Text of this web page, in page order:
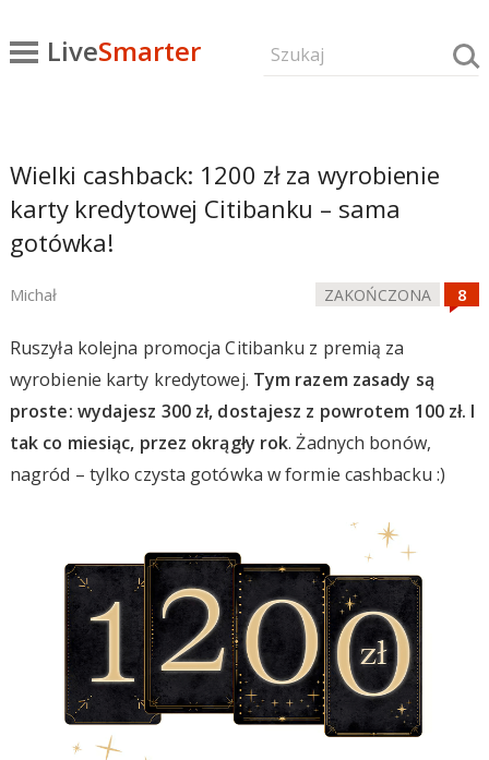
LiveSmarter
Wielki cashback: 1200 zł za wyrobienie
karty kredytowej Citibanku – sama
gotówka!
Michał ZAKOŃCZONA
Ruszyła kolejna promocja Citibanku z premią za
wyrobienie karty kredytowej. Tym razem zasady są
proste: wydajesz 300 zł, dostajesz z powrotem 100 zł. I
tak co miesiąc, przez okrągły rok. Żadnych bonów,
nagród – tylko czysta gotówka w formie cashbacku :)